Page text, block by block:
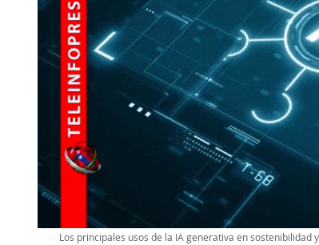
Los principales usos de la IA generativa en